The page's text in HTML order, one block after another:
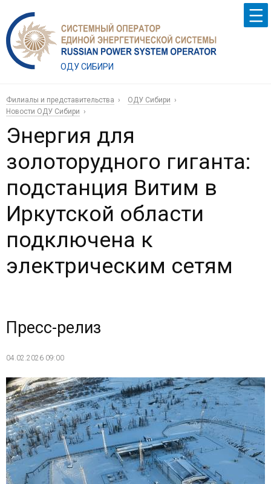
ОДУ СИБИРИ
Филиалы и представительства
ОДУ Сибири
Новости ОДУ Сибири
Энергия для
золоторудного гиганта:
подстанция Витим в
Иркутской области
подключена к
электрическим сетям
Пресс-релиз
04.02.2026 09:00